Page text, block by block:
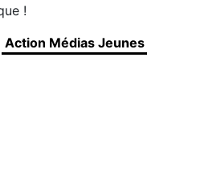
!
Action Médias Jeunes